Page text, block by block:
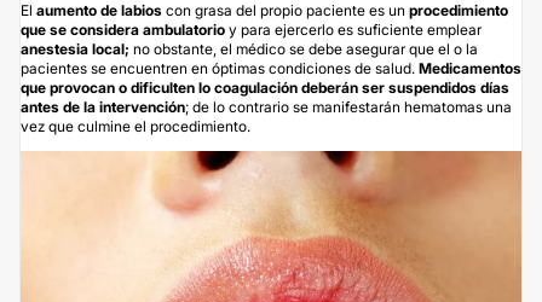
El aumento de labios con grasa del propio paciente es un procedimiento
que se considera ambulatorio y para ejercerlo es suficiente emplear
anestesia local; no obstante, el médico se debe asegurar que el o la
pacientes se encuentren en óptimas condiciones de salud. Medicamentos
que provocan o dificulten lo coagulación deberán ser suspendidos días
antes de la intervención; de lo contrario se manifestarán hematomas una
vez que culmine el procedimiento.